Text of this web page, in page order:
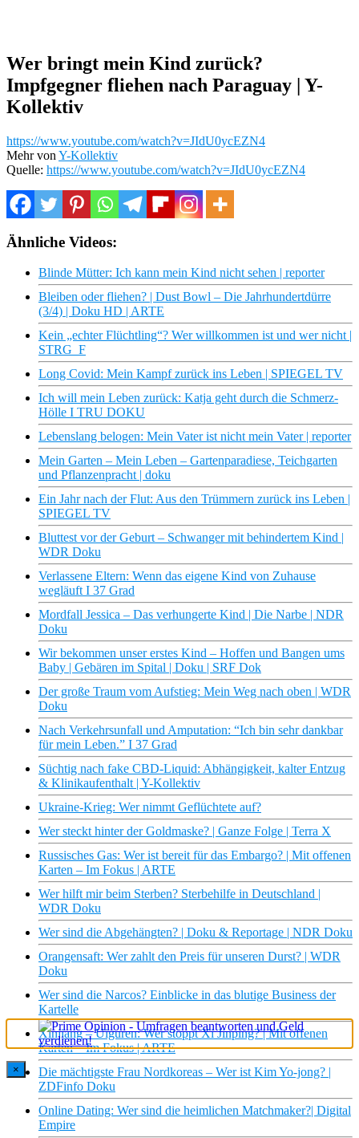
Wer bringt mein Kind zurück?
Impfgegner fliehen nach Paraguay | Y-
Kollektiv
https://www.youtube.com/watch?v=JIdU0ycEZN4
Mehr von Y-Kollektiv
Quelle: https://www.youtube.com/watch?v=JIdU0ycEZN4
Ähnliche Videos:
Blinde Mütter: Ich kann mein Kind nicht sehen | reporter
Bleiben oder fliehen? | Dust Bowl – Die Jahrhundertdürre
(3/4) | Doku HD | ARTE
Kein „echter Flüchtling“? Wer willkommen ist und wer nicht |
STRG_F
Long Covid: Mein Kampf zurück ins Leben | SPIEGEL TV
Ich will mein Leben zurück: Katja geht durch die Schmerz-
Hölle I TRU DOKU
Lebenslang belogen: Mein Vater ist nicht mein Vater | reporter
Mein Garten – Mein Leben – Gartenparadiese, Teichgarten
und Pflanzenpracht | doku
Ein Jahr nach der Flut: Aus den Trümmern zurück ins Leben |
SPIEGEL TV
Bluttest vor der Geburt – Schwanger mit behindertem Kind |
WDR Doku
Verlassene Eltern: Wenn das eigene Kind von Zuhause
wegläuft I 37 Grad
Mordfall Jessica – Das verhungerte Kind | Die Narbe | NDR
Doku
Wir bekommen unser erstes Kind – Hoffen und Bangen ums
Baby | Gebären im Spital | Doku | SRF Dok
Der große Traum vom Aufstieg: Mein Weg nach oben | WDR
Doku
Nach Verkehrsunfall und Amputation: “Ich bin sehr dankbar
für mein Leben.” I 37 Grad
Süchtig nach fake CBD-Liquid: Abhängigkeit, kalter Entzug
& Klinikaufenthalt | Y-Kollektiv
Ukraine-Krieg: Wer nimmt Geflüchtete auf?
Wer steckt hinter der Goldmaske? | Ganze Folge | Terra X
Russisches Gas: Wer ist bereit für das Embargo? | Mit offenen
Karten – Im Fokus | ARTE
Wer hilft mir beim Sterben? Sterbehilfe in Deutschland |
WDR Doku
Wer sind die Abgehängten? | Doku & Reportage | NDR Doku
Orangensaft: Wer zahlt den Preis für unseren Durst? | WDR
Doku
Wer sind die Narcos? Einblicke in das blutige Business der
Kartelle
Xinjiang – Uiguren: Wer stoppt Xi Jinping? | Mit offenen
Karten – Im Fokus | ARTE
Die mächtigste Frau Nordkoreas – Wer ist Kim Yo-jong? |
ZDFinfo Doku
Online Dating: Wer sind die heimlichen Matchmaker?| Digital
Empire
×